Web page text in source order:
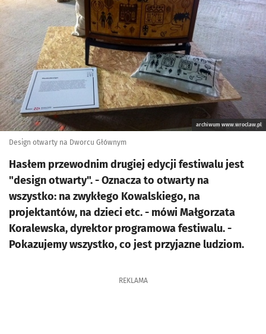
archiwum www.wroclaw.pl
Design otwarty na Dworcu Głównym
Hasłem przewodnim drugiej edycji festiwalu jest
"design otwarty". - Oznacza to otwarty na
wszystko: na zwykłego Kowalskiego, na
projektantów, na dzieci etc. - mówi Małgorzata
Koralewska, dyrektor programowa festiwalu. -
Pokazujemy wszystko, co jest przyjazne ludziom.
REKLAMA